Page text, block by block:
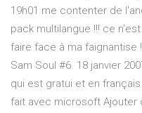
19h01 me contenter de
pack multilangue !!! ce
faire face à ma faignantise
Sam Soul #6. 18 janvier
qui est gratui et en
fait avec microsoft Ajouter